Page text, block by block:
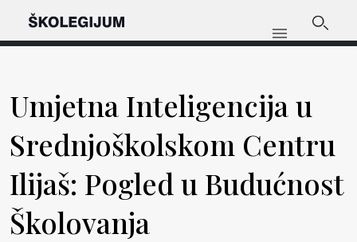
Umjetna Inteligencija u
Srednjoškolskom Centru
Ilijaš: Pogled u Budućnost
Školovanja